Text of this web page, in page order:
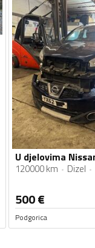
120000 km Dizel
500€
Podgorica